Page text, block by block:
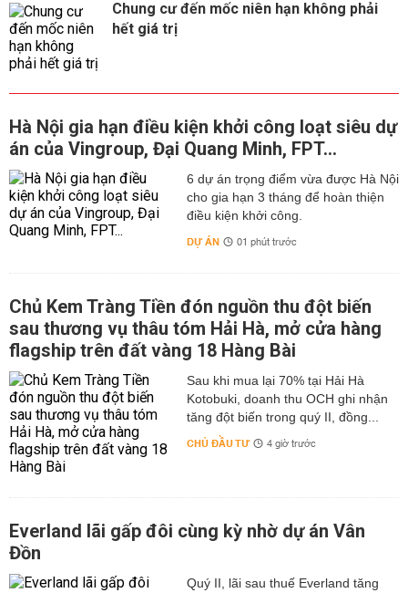
Chung cư đến mốc niên hạn không phải
hết giá trị
Hà Nội gia hạn điều kiện khởi công loạt siêu dự
án của Vingroup, Đại Quang Minh, FPT...
6 dự án trọng điểm vừa được Hà Nội
cho gia hạn 3 tháng để hoàn thiện
điều kiện khởi công.
DỰ ÁN 01 phút trước
Chủ Kem Tràng Tiền đón nguồn thu đột biến
sau thương vụ thâu tóm Hải Hà, mở cửa hàng
flagship trên đất vàng 18 Hàng Bài
Sau khi mua lại 70% tại Hải Hà
Kotobuki, doanh thu OCH ghi nhận
tăng đột biến trong quý II, đồng...
CHỦ ĐẦU TƯ 4 giờ trước
Everland lãi gấp đôi cùng kỳ nhờ dự án Vân
Đồn
Quý II, lãi sau thuế Everland tăng